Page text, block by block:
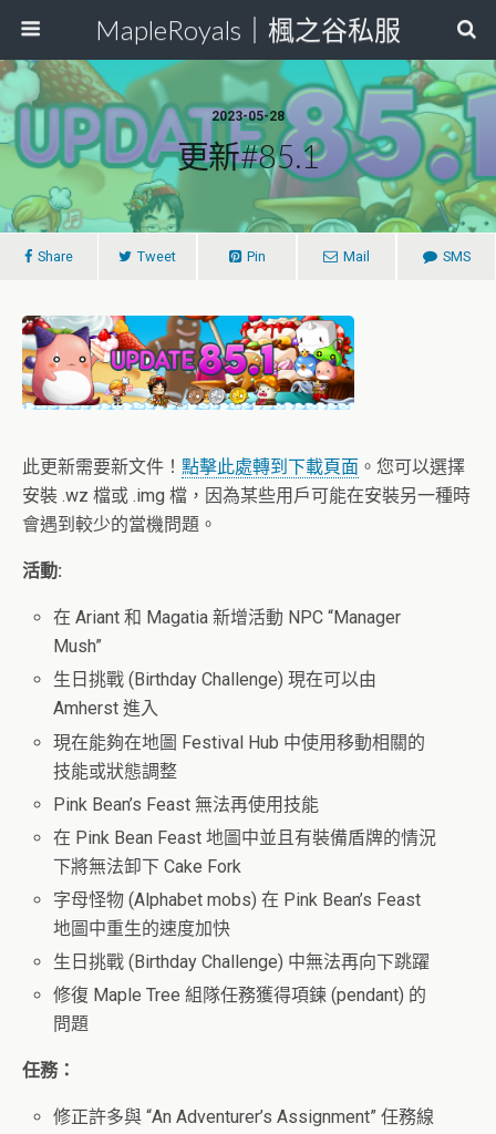
MapleRoyals｜楓之谷私服
2023-05-28
更新#85.1
Share Tweet Pin Mail SMS
此更新需要新文件！ 點擊此處轉到下載頁面 。您可以選擇
安裝 .wz 檔或 .img 檔，因為某些用戶可能在安裝另一種時
會遇到較少的當機問題。
活動:
在 Ariant 和 Magatia 新增活動 NPC “Manager
Mush”
生日挑戰 (Birthday Challenge) 現在可以由
Amherst 進入
現在能夠在地圖 Festival Hub 中使用移動相關的
技能或狀態調整
Pink Bean’s Feast 無法再使用技能
在 Pink Bean Feast 地圖中並且有裝備盾牌的情況
下將無法卸下 Cake Fork
字母怪物 (Alphabet mobs) 在 Pink Bean’s Feast
地圖中重生的速度加快
生日挑戰 (Birthday Challenge) 中無法再向下跳躍
修復 Maple Tree 組隊任務獲得項鍊 (pendant) 的
問題
任務：
修正許多與 “An Adventurer’s Assignment” 任務線